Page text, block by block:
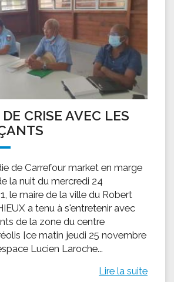
CRISE AVEC LES
de Carrefour market en marge
la nuit du mercredi 24
le maire de la ville du Robert
a tenu à s'entretenir avec
de la zone du centre
[ce matin jeudi 25 novembre
Lucien Laroche...
Lire la suite